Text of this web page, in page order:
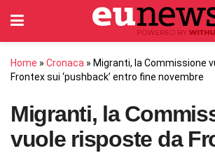
Home » Cronaca » Migranti, la Commissione
Frontex sui ‘pushback’ entro fine novembre
Migranti, la
vuole risposte da